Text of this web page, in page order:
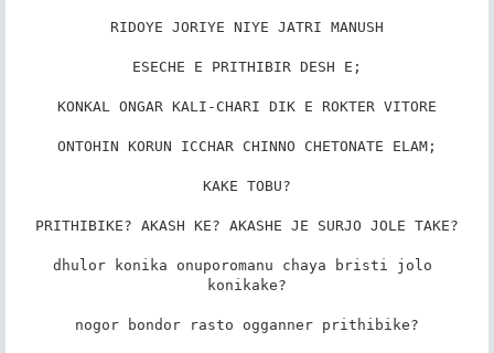
RIDOYE JORIYE NIYE JATRI MANUSH
ESECHE E PRITHIBIR DESH E;
KONKAL ONGAR KALI-CHARI DIK E ROKTER VITORE
ONTOHIN KORUN ICCHAR CHINNO CHETONATE ELAM;
KAKE TOBU?
PRITHIBIKE? AKASH KE? AKASHE JE SURJO JOLE TAKE?
dhulor konika onuporomanu chaya bristi jolo
konikake?
nogor bondor rasto ogganner prithibike?